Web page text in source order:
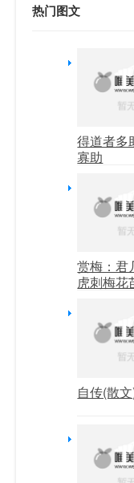
热门图文
得道者多
寡助
赏梅：君
虎刺梅花
自传(散